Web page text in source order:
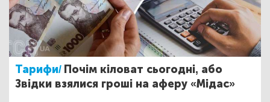
Тарифи/ Почім кіловат сьогодні, або
Звідки взялися гроші на аферу «Мідас»